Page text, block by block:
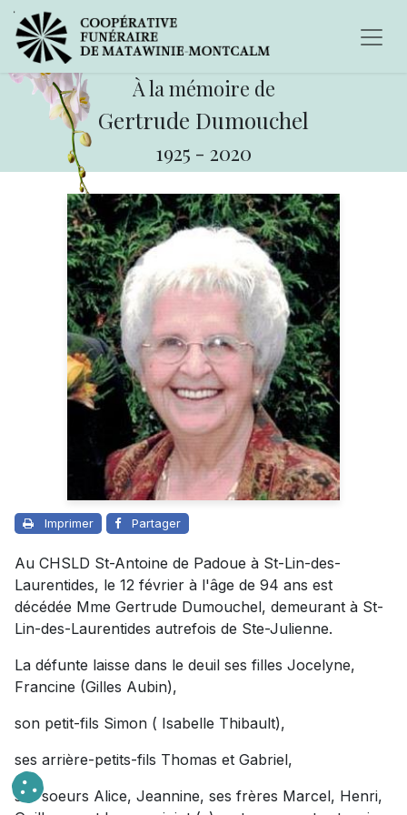
À la mémoire de
Gertrude Dumouchel
1925 - 2020
Imprimer Partager
Au CHSLD St-Antoine de Padoue à St-Lin-des-
Laurentides, le 12 février à l'âge de 94 ans est
décédée Mme Gertrude Dumouchel, demeurant à St-
Lin-des-Laurentides autrefois de Ste-Julienne.
La défunte laisse dans le deuil ses filles Jocelyne,
Francine (Gilles Aubin),
son petit-fils Simon ( Isabelle Thibault),
ses arrière-petits-fils Thomas et Gabriel,
ses soeurs Alice, Jeannine, ses frères Marcel, Henri,